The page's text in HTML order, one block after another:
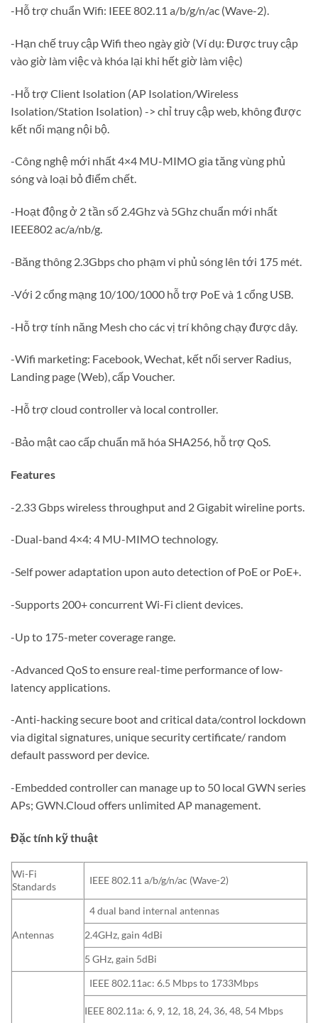
-Hỗ trợ chuẩn Wifi: IEEE 802.11 a/b/g/n/ac (Wave-2).
-Hạn chế truy cập Wifi theo ngày giờ (Ví dụ: Được truy cập
vào giờ làm việc và khóa lại khi hết giờ làm việc)
-Hỗ trợ Client Isolation (AP Isolation/Wireless
Isolation/Station Isolation) -> chỉ truy cập web, không được
kết nối mạng nội bộ.
-Công nghệ mới nhất 4×4 MU-MIMO gia tăng vùng phủ
sóng và loại bỏ điểm chết.
-Hoạt động ở 2 tần số 2.4Ghz và 5Ghz chuẩn mới nhất
IEEE802 ac/a/nb/g.
-Băng thông 2.3Gbps cho phạm vi phủ sóng lên tới 175 mét.
-Với 2 cổng mạng 10/100/1000 hỗ trợ PoE và 1 cổng USB.
-Hỗ trợ tính năng Mesh cho các vị trí không chạy được dây.
-Wifi marketing: Facebook, Wechat, kết nối server Radius,
Landing page (Web), cấp Voucher.
-Hỗ trợ cloud controller và local controller.
-Bảo mật cao cấp chuẩn mã hóa SHA256, hỗ trợ QoS.
Features
-2.33 Gbps wireless throughput and 2 Gigabit wireline ports.
-Dual-band 4×4: 4 MU-MIMO technology.
-Self power adaptation upon auto detection of PoE or PoE+.
-Supports 200+ concurrent Wi-Fi client devices.
-Up to 175-meter coverage range.
-Advanced QoS to ensure real-time performance of low-
latency applications.
-Anti-hacking secure boot and critical data/control lockdown
via digital signatures, unique security certificate/ random
default password per device.
-Embedded controller can manage up to 50 local GWN series
APs; GWN.Cloud offers unlimited AP management.
Đặc tính kỹ thuật
Wi-Fi
Standards
IEEE 802.11 a/b/g/n/ac (Wave-2)
Antennas
4 dual band internal antennas
2.4GHz, gain 4dBi
5 GHz, gain 5dBi
IEEE 802.11ac: 6.5 Mbps to 1733Mbps
IEEE 802.11a: 6, 9, 12, 18, 24, 36, 48, 54 Mbps